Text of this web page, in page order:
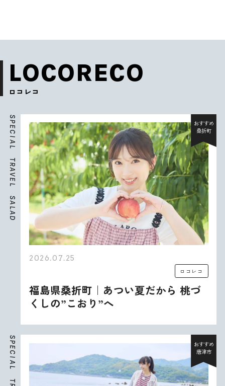
LOCORECO
ロコレコ
S
P
E
C
I
A
L
T
R
A
V
E
L
S
A
L
A
D
おすすめ
桑折町
2026.07.25
ロコレコ
福島県桑折町｜あつい夏だから 桃づ
くしの”こおり”へ
S
P
E
C
I
A
L
T
おすすめ
唐津市